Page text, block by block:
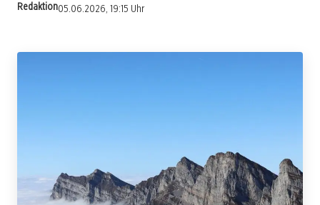
Redaktion05.06.2026, 19:15 Uhr